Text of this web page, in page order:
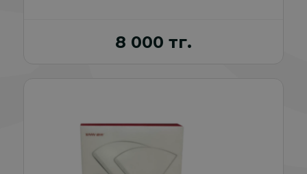
8 000 тг.